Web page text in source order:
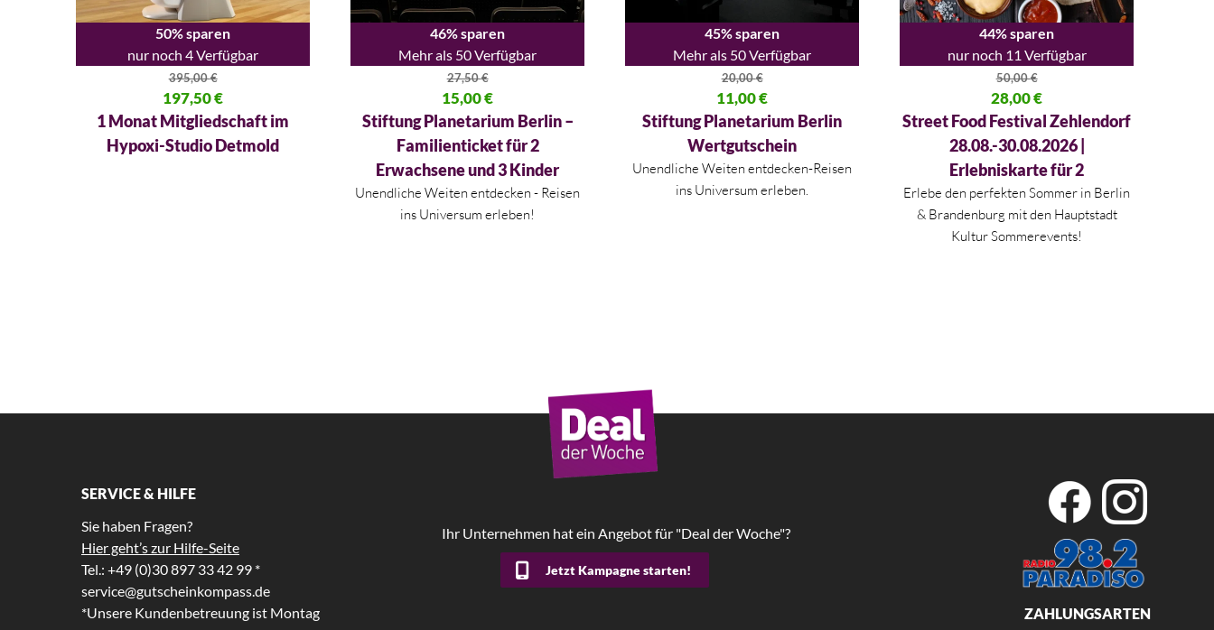
50% sparen
nur noch 4 Verfügbar
395,00€
Ursprünglicher Preis war: 395,00 €
197,50€
Aktueller Preis ist: 197,50 €.
1 Monat Mitgliedschaft im
Hypoxi-Studio Detmold
46% sparen
Mehr als 50 Verfügbar
27,50€
Ursprünglicher Preis war: 27,50 €
15,00€
Aktueller Preis ist: 15,00 €.
Stiftung Planetarium Berlin –
Familienticket für 2
Erwachsene und 3 Kinder
Unendliche Weiten entdecken - Reisen
ins Universum erleben!
45% sparen
Mehr als 50 Verfügbar
20,00€
Ursprünglicher Preis war: 20,00 €
11,00€
Aktueller Preis ist: 11,00 €.
Stiftung Planetarium Berlin
Wertgutschein
Unendliche Weiten entdecken-Reisen
ins Universum erleben.
44% sparen
nur noch 11 Verfügbar
50,00€
Ursprünglicher Preis war: 50,00 €
28,00€
Aktueller Preis ist: 28,00 €.
Street Food Festival Zehlendorf
28.08.-30.08.2026 |
Erlebniskarte für 2
Erlebe den perfekten Sommer in Berlin
& Brandenburg mit den Hauptstadt
Kultur Sommerevents!
SERVICE & HILFE
Sie haben Fragen?
Hier geht’s zur Hilfe-Seite
Tel.: +49 (0)30 897 33 42 99 *
service@gutscheinkompass.de
*Unsere Kundenbetreuung ist Montag
Ihr Unternehmen hat ein Angebot für "Deal der Woche"?
Jetzt Kampagne starten!
ZAHLUNGSARTEN